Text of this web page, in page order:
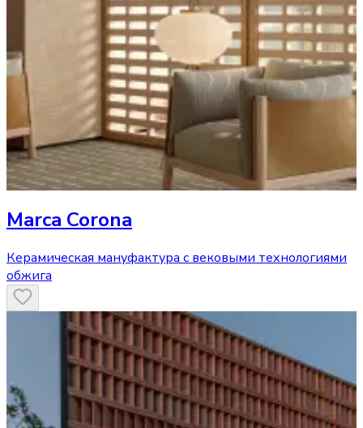
Marca Corona
Керамическая мануфактура с вековыми технологиями
обжига